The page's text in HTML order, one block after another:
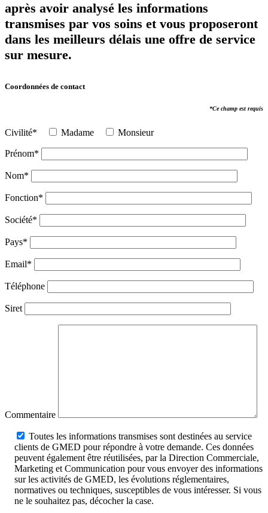
après avoir analysé les informations
transmises par vos soins et vous proposeront
dans les meilleurs délais une offre de service
sur mesure.
Coordonnées de contact
*Ce champ est requis
Civilité* Madame Monsieur
Prénom*
Nom*
Fonction*
Société*
Pays*
Email*
Téléphone
Siret
Commentaire
Toutes les informations transmises sont destinées au service
clients de GMED pour répondre à votre demande. Ces données
peuvent également être réutilisées, par la Direction Commerciale,
Marketing et Communication pour vous envoyer des informations
sur les activités de GMED, les évolutions réglementaires,
normatives ou techniques, susceptibles de vous intéresser. Si vous
ne le souhaitez pas, décocher la case.